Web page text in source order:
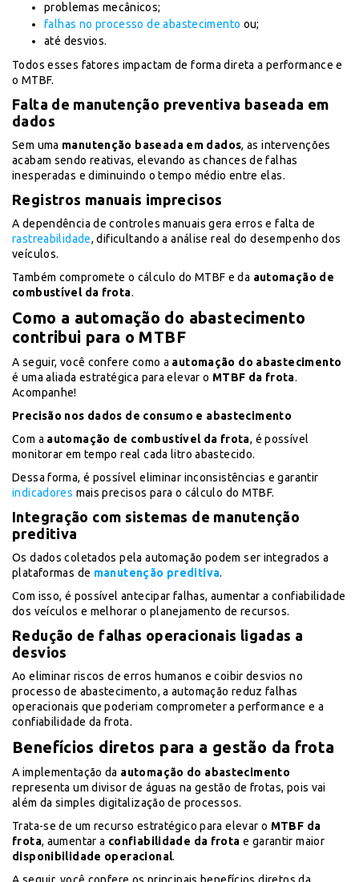
problemas mecânicos;
falhas no processo de abastecimento ou;
até desvios.
Todos esses fatores impactam de forma direta a performance e
o MTBF.
Falta de manutenção preventiva baseada em
dados
Sem uma manutenção baseada em dados, as intervenções
acabam sendo reativas, elevando as chances de falhas
inesperadas e diminuindo o tempo médio entre elas.
Registros manuais imprecisos
A dependência de controles manuais gera erros e falta de
rastreabilidade, dificultando a análise real do desempenho dos
veículos.
Também compromete o cálculo do MTBF e da automação de
combustível da frota.
Como a automação do abastecimento
contribui para o MTBF
A seguir, você confere como a automação do abastecimento
é uma aliada estratégica para elevar o MTBF da frota.
Acompanhe!
Precisão nos dados de consumo e abastecimento
Com a automação de combustível da frota, é possível
monitorar em tempo real cada litro abastecido.
Dessa forma, é possível eliminar inconsistências e garantir
indicadores mais precisos para o cálculo do MTBF.
Integração com sistemas de manutenção
preditiva
Os dados coletados pela automação podem ser integrados a
plataformas de manutenção preditiva.
Com isso, é possível antecipar falhas, aumentar a confiabilidade
dos veículos e melhorar o planejamento de recursos.
Redução de falhas operacionais ligadas a
desvios
Ao eliminar riscos de erros humanos e coibir desvios no
processo de abastecimento, a automação reduz falhas
operacionais que poderiam comprometer a performance e a
confiabilidade da frota.
Benefícios diretos para a gestão da frota
A implementação da automação do abastecimento
representa um divisor de águas na gestão de frotas, pois vai
além da simples digitalização de processos.
Trata-se de um recurso estratégico para elevar o MTBF da
frota, aumentar a confiabilidade da frota e garantir maior
disponibilidade operacional.